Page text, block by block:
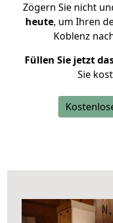
Zögern Sie nicht
heute, um Ihren
Koblenz
Füllen Sie jetzt
Sie